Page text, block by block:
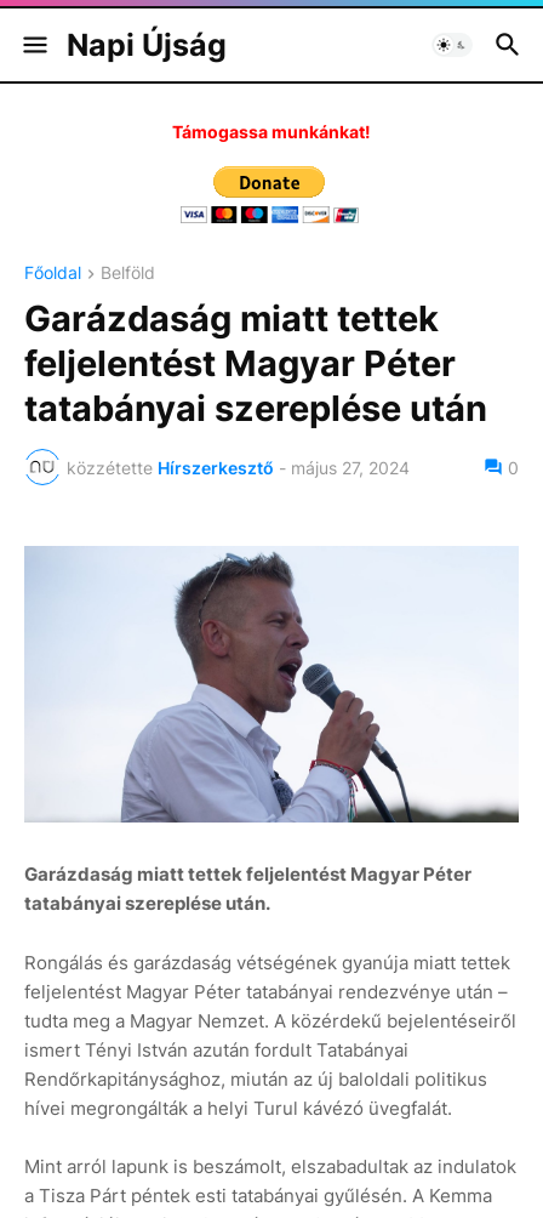
Napi Újság
Támogassa munkánkat!
Főoldal Belföld
Garázdaság miatt tettek
feljelentést Magyar Péter
tatabányai szereplése után
közzétette Hírszerkesztő - május 27, 2024 0
Garázdaság miatt tettek feljelentést Magyar Péter
tatabányai szereplése után.
Rongálás és garázdaság vétségének gyanúja miatt tettek
feljelentést Magyar Péter tatabányai rendezvénye után –
tudta meg a Magyar Nemzet. A közérdekű bejelentéseiről
ismert Tényi István azután fordult Tatabányai
Rendőrkapitánysághoz, miután az új baloldali politikus
hívei megrongálták a helyi Turul kávézó üvegfalát.
Mint arról lapunk is beszámolt, elszabadultak az indulatok
a Tisza Párt péntek esti tatabányai gyűlésén. A Kemma